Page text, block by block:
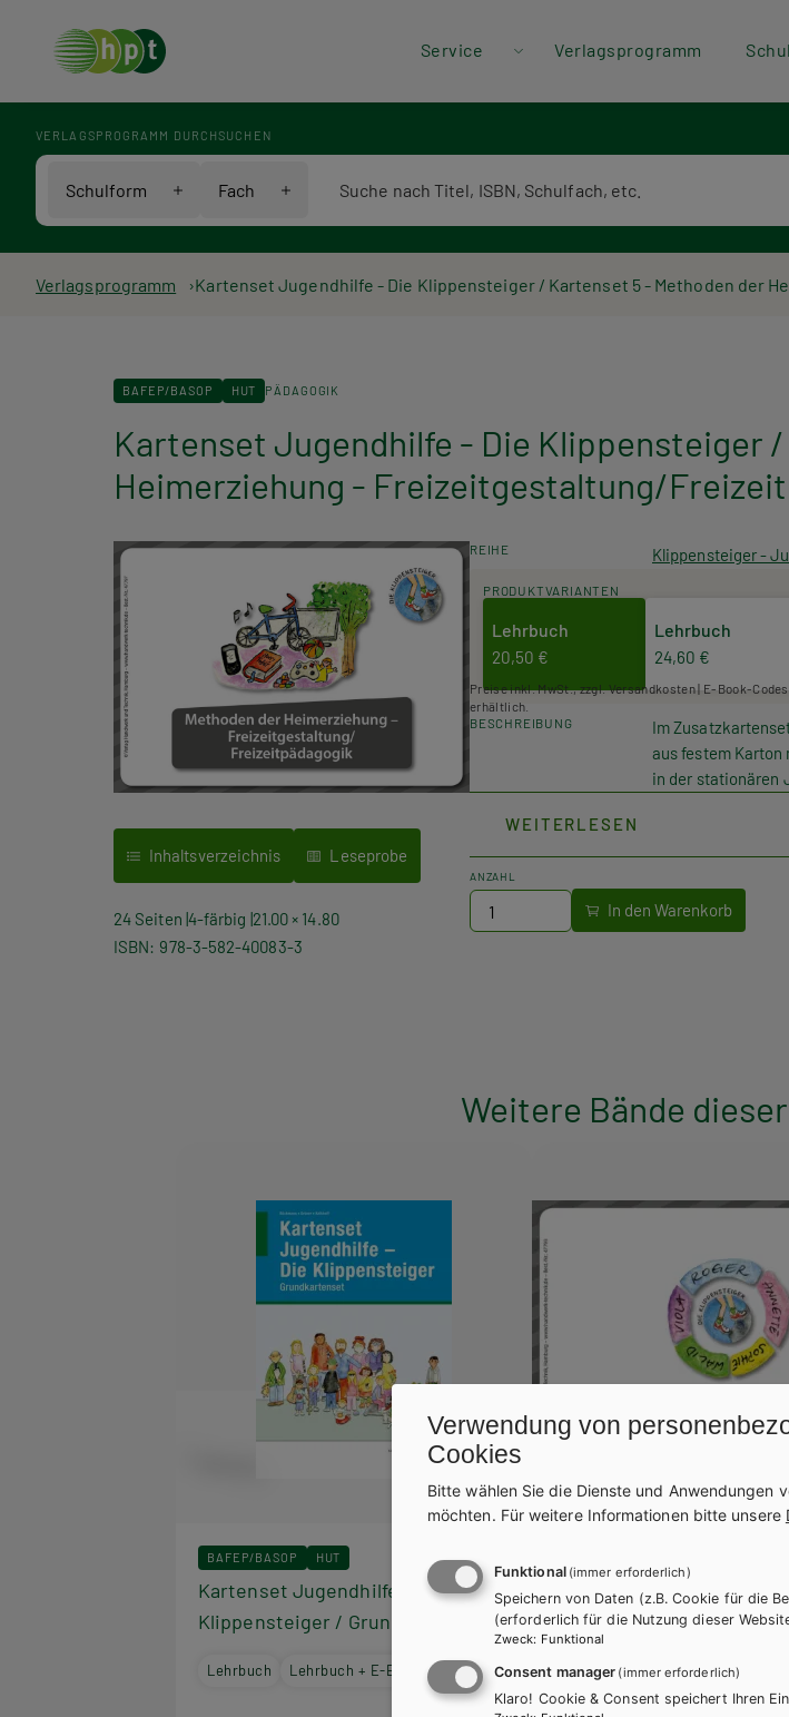
Header
Menü
Service Verlagsprogramm
VERLAGSPROGRAMM DURCHSUCHEN
Schulform Fach
Pfadnavigation
Verlagsprogramm Kartenset Jugendhilfe - Die Klippensteiger / Kartenset 5 - Methoden der
BAFEP/BASOP HUT PÄDAGOGIK
Kartenset Jugendhilfe - Die Klippensteiger
Heimerziehung - Freizeitgestaltung/
Inhaltsverzeichnis Leseprobe
24 Seiten 4-färbig 21.00 × 14.80
ISBN
978-3-582-40083-3
REIHE Klippensteiger -
PRODUKTVARIANTEN
Lehrbuch
20,50 €
Lehrbuch
24,60 €
Preise inkl. MwSt., zzgl. Versandkosten | E-Book-
erhältlich.
BESCHREIBUNG
Im
aus festem
in der stationären
Jedes
es Lehrkräften
WEITERLESEN
ANZAHL
Weitere Bände
BAFEP/BASOP HUT
Kartenset Jugendhilfe - Die
Klippensteiger / Grundkartenset
Lehrbuch Lehrbuch + E-Book
Kartenset Jugendhilfe -
Klippensteiger / Kartenset
Lehrbuch Lehrbuch + E-Book
Verwendung von
Cookies
Bitte wählen Sie die Dienste und Anwendungen
möchten. Für weitere Informationen bitte unsere
Funktional (immer erforderlich)
Speichern von Daten (z.B. Cookie für die
(erforderlich für die Nutzung dieser
Zweck: Funktional
Consent manager (immer erforderlich)
Klaro! Cookie & Consent speichert Ihren